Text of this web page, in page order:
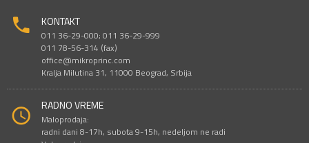
KONTAKT
011 36-29-000; 011 36-29-999
011 78-56-314 (fax)
office@mikroprinc.com
Kralja Milutina 31, 11000 Beograd, Srbija
RADNO VREME
Maloprodaja:
radni dani 8-17h, subota 9-15h, nedeljom ne radi